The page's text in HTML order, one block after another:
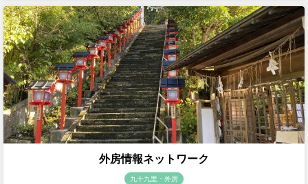
外房情報ネットワーク
九十九里・外房